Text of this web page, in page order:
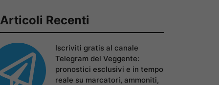
Articoli Recenti
Iscriviti gratis al canale
Telegram del Veggente:
pronostici esclusivi e in tempo
reale su marcatori, ammoniti,